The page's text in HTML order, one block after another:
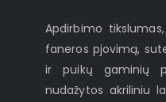
Apdirbimo
faneros pjovimą,
ir puikų gaminių
nudažytos akriliniu